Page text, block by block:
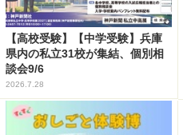
【高校受験】【中学受験】兵庫
県内の私立31校が集結、個別相
談会9/6
2026.7.28